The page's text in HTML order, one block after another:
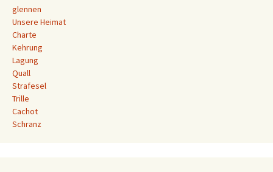
glennen
Unsere Heimat
Charte
Kehrung
Lagung
Quall
Strafesel
Trille
Cachot
Schranz